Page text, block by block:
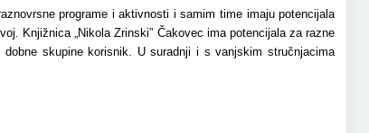
programe i aktivnosti i samim time imaju potencijala
Knjižnica „Nikola Zrinski” Čakovec ima potencijala za razne
skupine korisnik. U suradnji i s vanjskim stručnjacima